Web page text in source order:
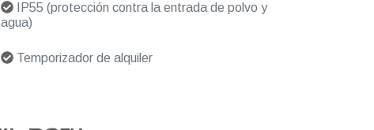
IP55 (protección contra la entrada de polvo y
agua)
Temporizador de alquiler